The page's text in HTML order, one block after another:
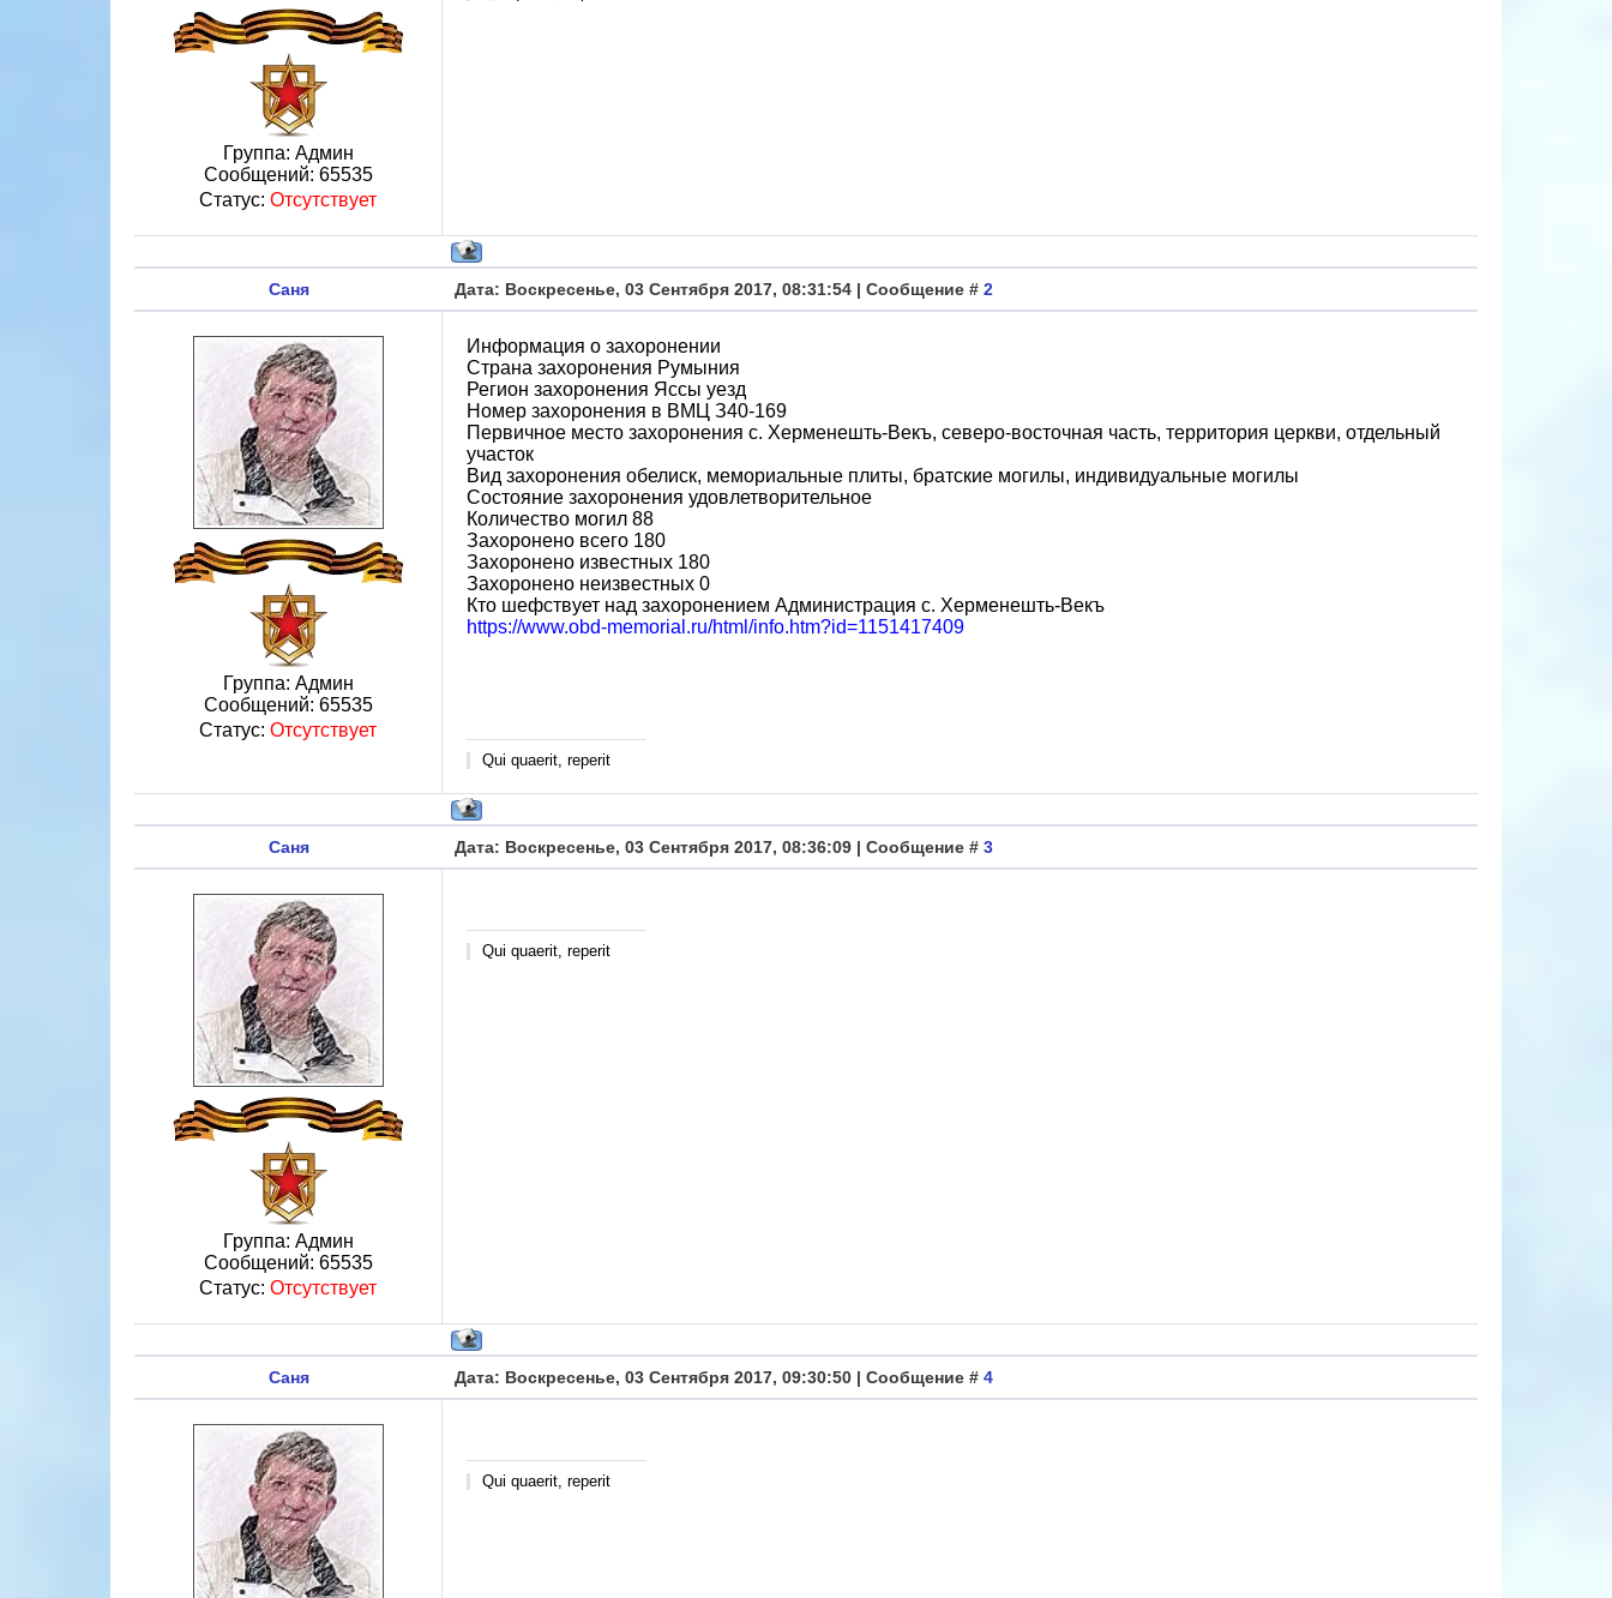
Группа: Админ
Сообщений: 65535
Статус: Отсутствует
Саня Дата: Воскресенье, 03 Сентября 2017, 08:31:54 | Сообщение # 2
Группа: Админ
Сообщений: 65535
Статус: Отсутствует
Информация о захоронении
Страна захоронения Румыния
Регион захоронения Яссы уезд
Номер захоронения в ВМЦ З40-169
Первичное место захоронения с. Херменешть-Векъ, северо-восточная часть, территория церкви, отдельный
участок
Вид захоронения обелиск, мемориальные плиты, братские могилы, индивидуальные могилы
Состояние захоронения удовлетворительное
Количество могил 88
Захоронено всего 180
Захоронено известных 180
Захоронено неизвестных 0
Кто шефствует над захоронением Администрация с. Херменешть-Векъ
https://www.obd-memorial.ru/html/info.htm?id=1151417409
Qui quaerit, reperit
Саня Дата: Воскресенье, 03 Сентября 2017, 08:36:09 | Сообщение # 3
Группа: Админ
Сообщений: 65535
Статус: Отсутствует
Qui quaerit, reperit
Саня Дата: Воскресенье, 03 Сентября 2017, 09:30:50 | Сообщение # 4
Qui quaerit, reperit